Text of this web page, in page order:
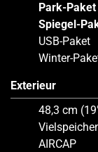
Park-
Spiegel-
USB-Paket
Winter-
Exterieur
48,3 cm
AIRCAP